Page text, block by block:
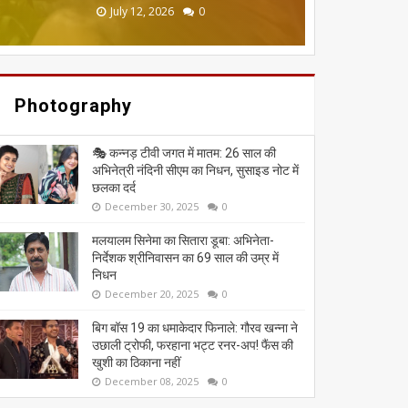
July 19, 2026 0
July 12, 2026 0
July 03, 2026 0
June 20, 2026 0
May 13, 2026 0
Photography
🎭 कन्नड़ टीवी जगत में मातम: 26 साल की
अभिनेत्री नंदिनी सीएम का निधन, सुसाइड नोट में
छलका दर्द
December 30, 2025 0
मलयालम सिनेमा का सितारा डूबा: अभिनेता-
निर्देशक श्रीनिवासन का 69 साल की उम्र में
निधन
December 20, 2025 0
बिग बॉस 19 का धमाकेदार फिनाले: गौरव खन्ना ने
उछाली ट्रोफी, फरहाना भट्ट रनर-अप! फैंस की
खुशी का ठिकाना नहीं
December 08, 2025 0